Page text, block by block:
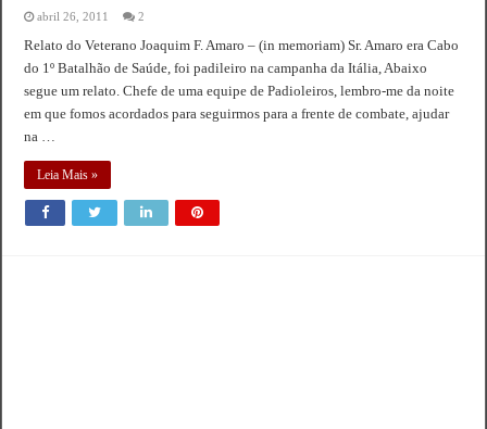
abril 26, 2011 2
Relato do Veterano Joaquim F. Amaro – (in memoriam) Sr. Amaro era Cabo
do 1º Batalhão de Saúde, foi padileiro na campanha da Itália, Abaixo
segue um relato. Chefe de uma equipe de Padioleiros, lembro-me da noite
em que fomos acordados para seguirmos para a frente de combate, ajudar
na …
Leia Mais »